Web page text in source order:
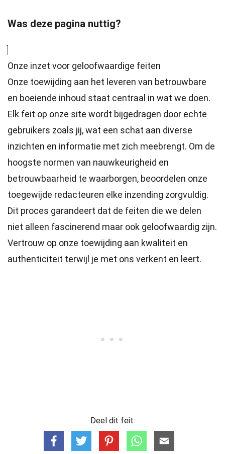
Was deze pagina nuttig?
Onze inzet voor geloofwaardige feiten
Onze toewijding aan het leveren van betrouwbare
en boeiende inhoud staat centraal in wat we doen.
Elk feit op onze site wordt bijgedragen door echte
gebruikers zoals jij, wat een schat aan diverse
inzichten en informatie met zich meebrengt. Om de
hoogste normen van nauwkeurigheid en
betrouwbaarheid te waarborgen, beoordelen onze
toegewijde redacteuren elke inzending zorgvuldig.
Dit proces garandeert dat de feiten die we delen
niet alleen fascinerend maar ook geloofwaardig zijn.
Vertrouw op onze toewijding aan kwaliteit en
authenticiteit terwijl je met ons verkent en leert.
Deel dit feit: